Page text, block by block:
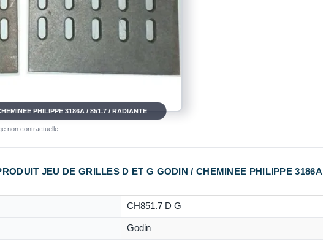
non contractuelle
JEU DE GRILLES D ET G GODIN / CHEMINEE PHILIPPE
CH851.7 D G
Godin